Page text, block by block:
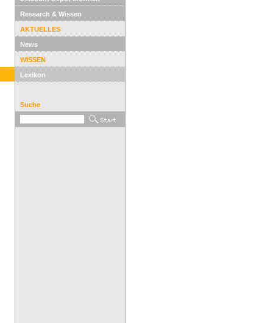
Research & Wissen
AKTUELLES
News
WISSEN
Lexikon
Suche